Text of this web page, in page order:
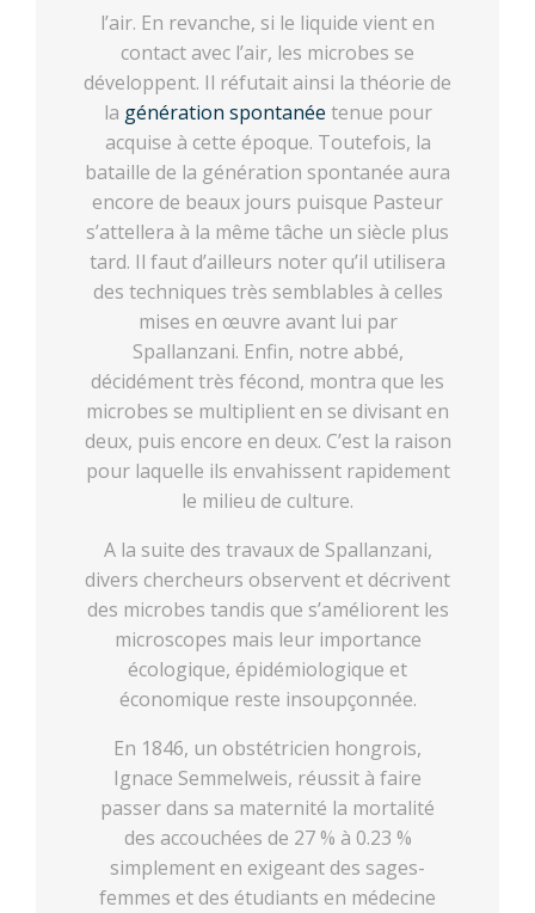
l’air. En revanche, si le liquide vient en
contact avec l’air, les microbes se
développent. Il réfutait ainsi la théorie de
la génération spontanée tenue pour
acquise à cette époque. Toutefois, la
bataille de la génération spontanée aura
encore de beaux jours puisque Pasteur
s’attellera à la même tâche un siècle plus
tard. Il faut d’ailleurs noter qu’il utilisera
des techniques très semblables à celles
mises en œuvre avant lui par
Spallanzani. Enfin, notre abbé,
décidément très fécond, montra que les
microbes se multiplient en se divisant en
deux, puis encore en deux. C’est la raison
pour laquelle ils envahissent rapidement
le milieu de culture.
A la suite des travaux de Spallanzani,
divers chercheurs observent et décrivent
des microbes tandis que s’améliorent les
microscopes mais leur importance
écologique, épidémiologique et
économique reste insoupçonnée.
En 1846, un obstétricien hongrois,
Ignace Semmelweis, réussit à faire
passer dans sa maternité la mortalité
des accouchées de 27 % à 0.23 %
simplement en exigeant des sages-
femmes et des étudiants en médecine